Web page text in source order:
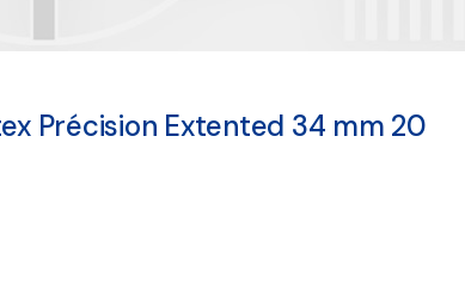
Précision Extented 34 mm 20